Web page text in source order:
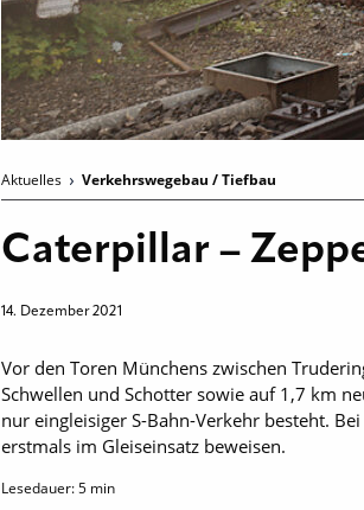
Aktuelles Verkehrswegebau / Tiefbau
Caterpillar –
14. Dezember 2021
Vor den Toren Münchens zwischen
Schwellen und Schotter sowie auf 1,7 km
nur eingleisiger S-Bahn-Verkehr besteht.
erstmals im Gleiseinsatz beweisen.
Lesedauer:5 min